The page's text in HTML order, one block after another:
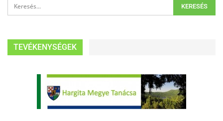
TEVÉKENYSÉGEK